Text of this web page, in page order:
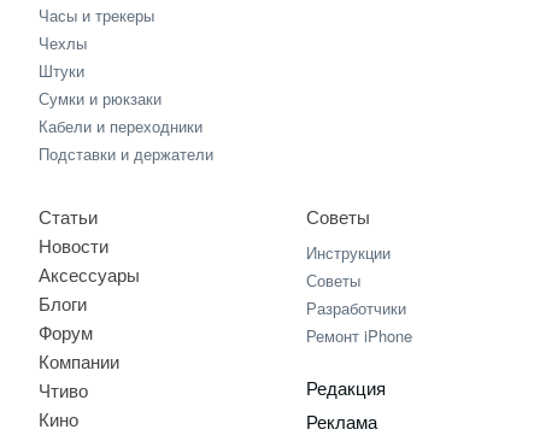
Часы и трекеры
Чехлы
Штуки
Сумки и рюкзаки
Кабели и переходники
Подставки и держатели
Статьи
Новости
Аксессуары
Блоги
Форум
Компании
Чтиво
Кино
Советы
Инструкции
Советы
Разработчики
Ремонт iPhone
Редакция
Реклама